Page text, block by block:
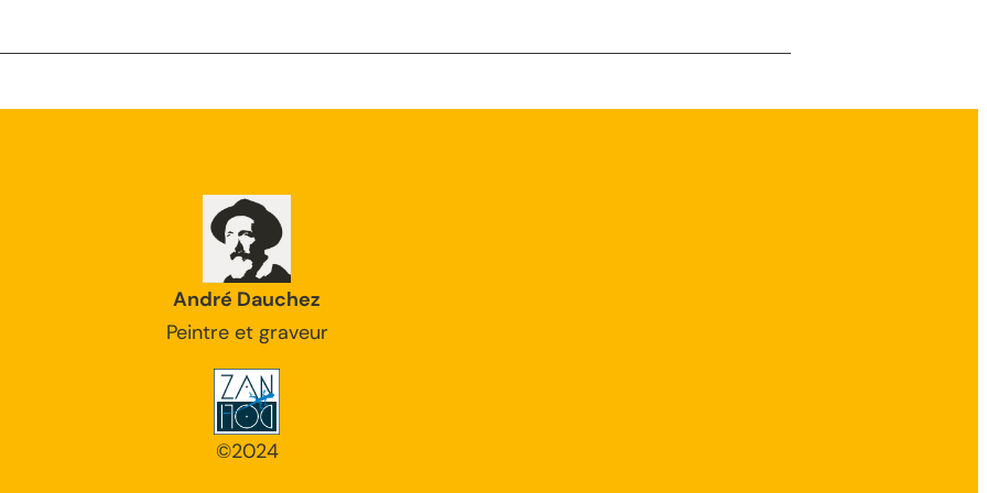
André Dauchez
Peintre et graveur
©2024